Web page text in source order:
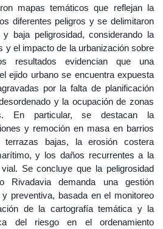
mapas temáticos que reflejan la
diferentes peligros y se delimitaron
baja peligrosidad, considerando la
y el impacto de la urbanización sobre
resultados evidencian que una
ejido urbano se encuentra expuesta
por la falta de planificación
y la ocupación de zonas
En particular, se destacan la
y remoción en masa en barrios
bajas, la erosión costera
y los daños recurrentes a la
Se concluye que la peligrosidad
Rivadavia demanda una gestión
y preventiva, basada en el monitoreo
de la cartografía temática y la
del riesgo en el ordenamiento